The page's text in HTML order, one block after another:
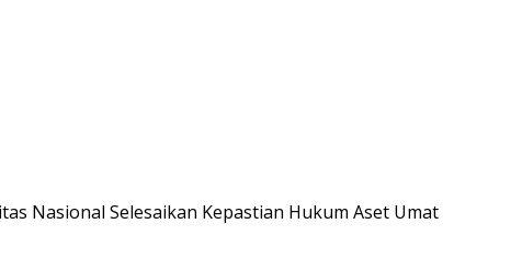
Nasional Selesaikan Kepastian Hukum Aset Umat